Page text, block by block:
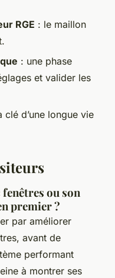
RGE : le maillon
: une phase
et valider les
clé d’une longue vie
ou son
premier ?
par améliorer
avant de
performant
à montrer ses